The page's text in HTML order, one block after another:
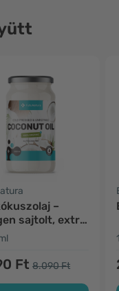
–
sajtolt, extra
Ft 8.090 Ft